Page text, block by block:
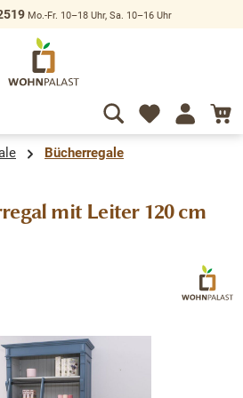
Mo.-Fr. 10–18 Uhr, Sa. 10–16 Uhr
Bücherregale
mit Leiter 120 cm